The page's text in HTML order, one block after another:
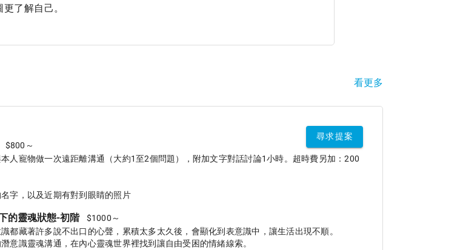
了解自己。
看更多
$800～
人寵物做一次遠距離溝通（大約1至2個問題），附加文字對話討論1小時。超時費另加：200
需要提供寵物名字，以及近期有對到眼睛的照片
的靈魂狀態-初階
$1000～
都藏著許多說不出口的心聲，累積太多太久後，會顯化到表意識中，讓生活出現不順。
意識靈魂溝通，在內心靈魂世界裡找到讓自由受困的情緒線索。
尋求提案